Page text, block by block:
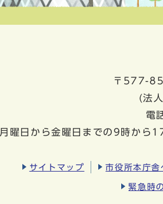
〒577-
(法
電
月曜日から金曜日までの9時から
サイトマップ 市役所本庁舎
緊急時